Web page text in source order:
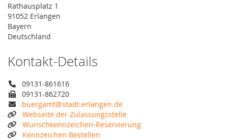
Rathausplatz 1
91052 Erlangen
Bayern
Deutschland
Kontakt-Details
09131-861616
09131-862720
buergamt@stadt.erlangen.de
Webseite der Zulassungsstelle
Wunschkennzeichen-Reservierung
Kennzeichen Bestellen